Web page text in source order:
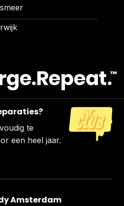
te
een heel jaar.
Amsterdam